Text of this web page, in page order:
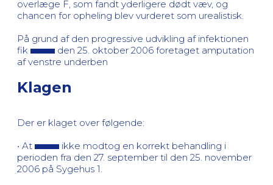
overlæge F, som fandt yderligere dødt væv, og
chancen for opheling blev vurderet som urealistisk.
På grund af den progressive udvikling af infektionen
fik
den 25. oktober 2006 foretaget amputation
af venstre underben
Klagen
Der er klaget over følgende:
• At
ikke modtog en korrekt behandling i
perioden fra den 27. september til den 25. november
2006 på Sygehus 1.